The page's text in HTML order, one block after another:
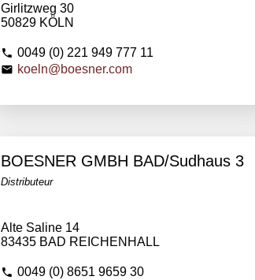
Girlitzweg 30
50829 KÖLN
0049 (0) 221 949 777 11
koeln@boesner.com
BOESNER GMBH BAD/Sudhaus 3
Distributeur
Alte Saline 14
83435 BAD REICHENHALL
0049 (0) 8651 9659 30